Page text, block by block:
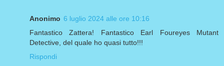
Anonimo 6 luglio 2024 alle ore 10:16
Fantastico Zattera! Fantastico Earl Foureyes Mutant
Detective, del quale ho quasi tutto!!!
Rispondi